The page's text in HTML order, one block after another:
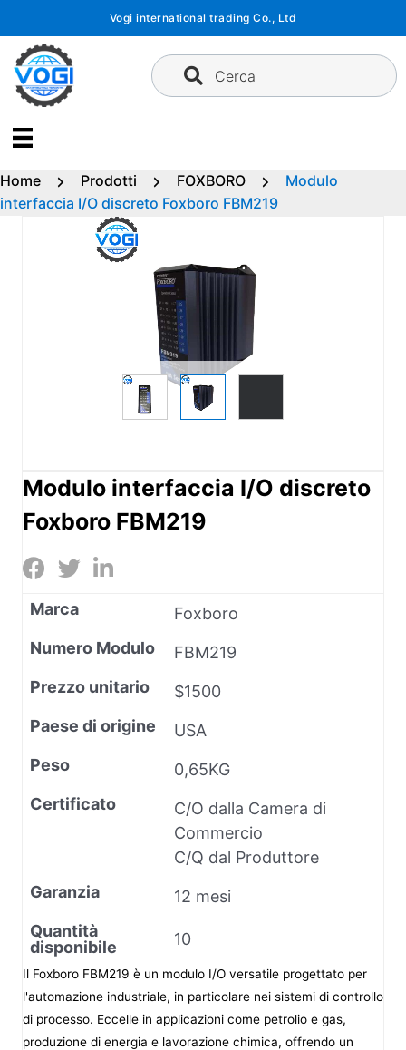
contenuto
Vogi international trading Co., Ltd
Cerca
Home Prodotti FOXBORO
Modulo
interfaccia I/O discreto Foxboro FBM219
Modulo interfaccia I/O discreto
Foxboro FBM219
Marca
Foxboro
Numero Modulo
FBM219
Prezzo unitario
$1500
Paese di origine
USA
Peso
0,65KG
Certificato
C/O dalla Camera di
Commercio
C/Q dal Produttore
Garanzia
12 mesi
Quantità
disponibile
10
Il Foxboro FBM219 è un modulo I/O versatile progettato per
l'automazione industriale, in particolare nei sistemi di controllo
di processo. Eccelle in applicazioni come petrolio e gas,
produzione di energia e lavorazione chimica, offrendo un